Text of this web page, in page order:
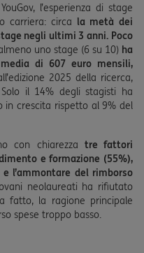
l’esperienza di stage
carriera: circa la metà dei
negli ultimi 3 anni. Poco
uno stage (6 su 10) ha
di 607 euro mensili,
2025 della ricerca,
il 14% degli stagisti ha
in crescita rispetto al 9% del
con chiarezza tre fattori
e formazione (55%),
l’ammontare del rimborso
neolaureati ha rifiutato
fatto, la ragione principale
spese troppo basso.